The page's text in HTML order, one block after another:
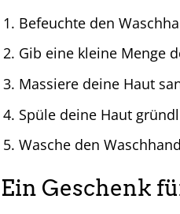
Befeuchte den
Gib eine kleine Menge
Massiere deine Haut
Spüle deine Haut
Wasche den
Ein Geschenk